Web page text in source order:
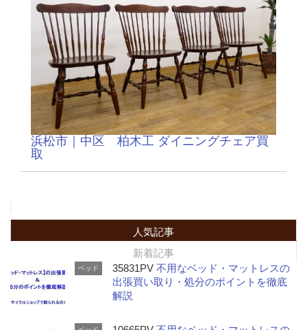
浜松市｜中区 柏木工 ダイニングチェア買
取
人気記事
新着記事
ベッド 35831PV不用なベッド・マットレスの
出張買い取り・処分のポイントを徹底
解説